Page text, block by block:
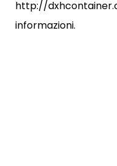
http://
informazioni.